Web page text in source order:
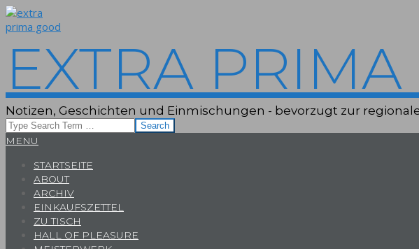
Skip
to
EXTRA
Notizen, Geschichten und Einmischungen - bevorzugt zur
Search
Primary
MENU
STARTSEITE
ABOUT
ARCHIV
EINKAUFSZETTEL
ZU TISCH
HALL OF PLEASURE